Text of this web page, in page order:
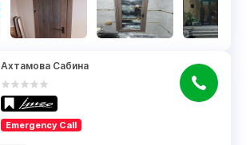
Ахтамова Сабина
Emergency Call